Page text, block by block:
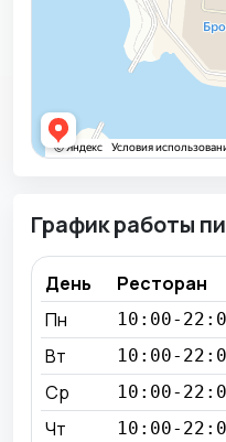
График работы
День Ресторан
Пн
10:00-
Вт 10:00-
Ср 10:00-
Чт 10:00-